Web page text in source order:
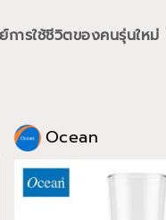
ารใช้ชีวิตของคนรุ่นใหม่
Ocean